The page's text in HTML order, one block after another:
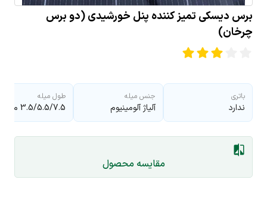
برس دیسکی تمیز کننده پنل خورشیدی (دو برس
چرخان)
باتری
ندارد
جنس میله
آلیاژ آلومینیوم
طول میله
3.5/5.5/7.5 متر
مقایسه محصول